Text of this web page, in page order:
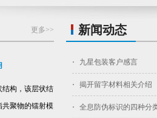
更多>>
结构，该层状结
共聚物的镭射模
新闻动态
九星包装客户感言
揭开留字材料相关介绍
全息防伪标识的四种分